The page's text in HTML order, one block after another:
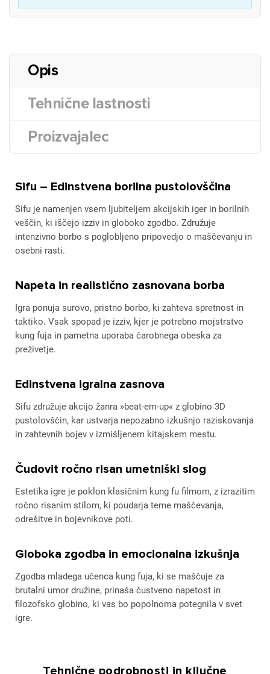
Opis
Tehnične lastnosti
Proizvajalec
Sifu – Edinstvena borilna pustolovščina
Sifu je namenjen vsem ljubiteljem akcijskih iger in borilnih
veščin, ki iščejo izziv in globoko zgodbo. Združuje
intenzivno borbo s poglobljeno pripovedjo o maščevanju in
osebni rasti.
Napeta in realistično zasnovana borba
Igra ponuja surovo, pristno borbo, ki zahteva spretnost in
taktiko. Vsak spopad je izziv, kjer je potrebno mojstrstvo
kung fuja in pametna uporaba čarobnega obeska za
preživetje.
Edinstvena igralna zasnova
Sifu združuje akcijo žanra »beat-em-up« z globino 3D
pustolovščin, kar ustvarja nepozabno izkušnjo raziskovanja
in zahtevnih bojev v izmišljenem kitajskem mestu.
Čudovit ročno risan umetniški slog
Estetika igre je poklon klasičnim kung fu filmom, z izrazitim
ročno risanim stilom, ki poudarja teme maščevanja,
odrešitve in bojevnikove poti.
Globoka zgodba in emocionalna izkušnja
Zgodba mladega učenca kung fuja, ki se maščuje za
brutalni umor družine, prinaša čustveno napetost in
filozofsko globino, ki vas bo popolnoma potegnila v svet
igre.